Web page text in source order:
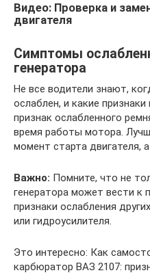
Видео: Проверка и
двигателя
Симптомы
генератора
Не все водители знают,
ослаблен, и какие
признак ослабленного
время работы мотора.
момент старта двигателя,
Важно: Помните, что не
генератора может вести к
признаки ослабления
или гидроусилителя.
Это интересно: Как
карбюратор ВАЗ 2107: